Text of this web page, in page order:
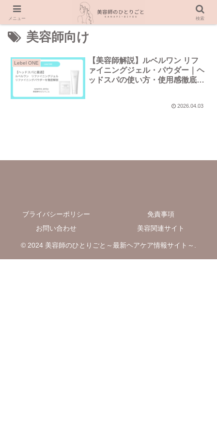
美容師向け
Lebel ONE
【美容師解説】ルベルワン リフ
ァイニングジェル・パウダー｜ヘ
ッドスパの使い方・使用感徹底解
2026.04.03
ブライバシーポリシー
免責事項
お問い合わせ
美容関連サイト
© 2024 美容師のひとりごと～最新ヘアケア情報サイト～.
メニュー 検索